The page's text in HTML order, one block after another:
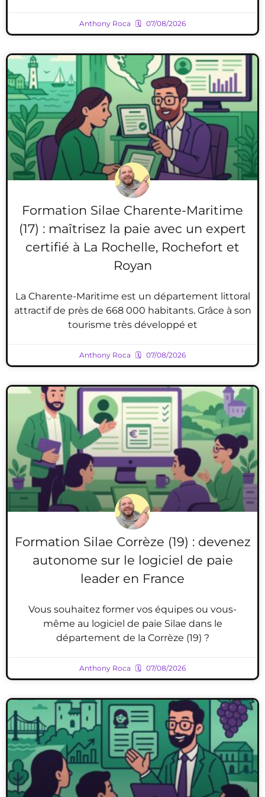
Anthony Roca 07/08/2026
Formation Silae Charente-Maritime
(17) : maîtrisez la paie avec un expert
certifié à La Rochelle, Rochefort et
Royan
La Charente-Maritime est un département littoral
attractif de près de 668 000 habitants. Grâce à son
tourisme très développé et
Anthony Roca 07/08/2026
Formation Silae Corrèze (19) : devenez
autonome sur le logiciel de paie
leader en France
Vous souhaitez former vos équipes ou vous-
même au logiciel de paie Silae dans le
département de la Corrèze (19) ?
Anthony Roca 07/08/2026